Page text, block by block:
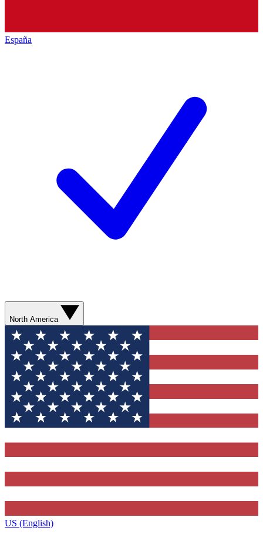
España
North America
US (English)